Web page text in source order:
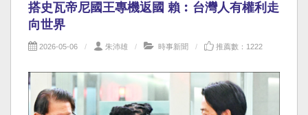
搭史瓦帝尼國王專機返國 賴︰台灣人有權利走
向世界
2026-05-06 朱沛雄 時事新聞 推薦數：1222